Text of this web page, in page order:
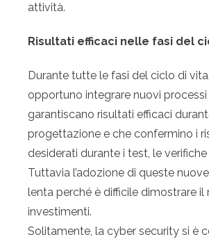
attività.
Risultati efficaci nelle fasi del
Durante tutte le fasi del ciclo di
opportuno integrare nuovi
garantiscano risultati efficaci
progettazione e che confermino i
desiderati durante i test, le
Tuttavia l’adozione di queste
lenta perché è difficile dimostrare il
investimenti.
Solitamente, la cyber security si è